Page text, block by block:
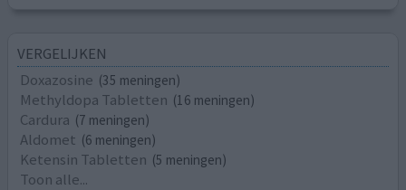
VERGELIJKEN
Doxazosine (35 meningen)
Methyldopa Tabletten (16 meningen)
Cardura (7 meningen)
Aldomet (6 meningen)
Ketensin Tabletten (5 meningen)
Toon alle...